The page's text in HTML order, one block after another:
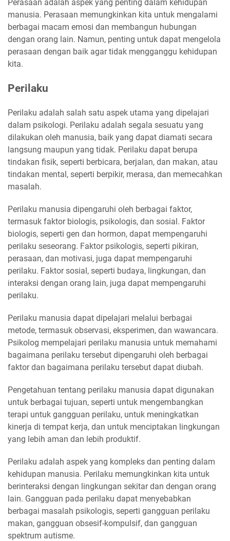
Perasaan adalah aspek yang penting dalam kehidupan
manusia. Perasaan memungkinkan kita untuk mengalami
berbagai macam emosi dan membangun hubungan
dengan orang lain. Namun, penting untuk dapat mengelola
perasaan dengan baik agar tidak mengganggu kehidupan
kita.
Perilaku
Perilaku adalah salah satu aspek utama yang dipelajari
dalam psikologi. Perilaku adalah segala sesuatu yang
dilakukan oleh manusia, baik yang dapat diamati secara
langsung maupun yang tidak. Perilaku dapat berupa
tindakan fisik, seperti berbicara, berjalan, dan makan, atau
tindakan mental, seperti berpikir, merasa, dan memecahkan
masalah.
Perilaku manusia dipengaruhi oleh berbagai faktor,
termasuk faktor biologis, psikologis, dan sosial. Faktor
biologis, seperti gen dan hormon, dapat mempengaruhi
perilaku seseorang. Faktor psikologis, seperti pikiran,
perasaan, dan motivasi, juga dapat mempengaruhi
perilaku. Faktor sosial, seperti budaya, lingkungan, dan
interaksi dengan orang lain, juga dapat mempengaruhi
perilaku.
Perilaku manusia dapat dipelajari melalui berbagai
metode, termasuk observasi, eksperimen, dan wawancara.
Psikolog mempelajari perilaku manusia untuk memahami
bagaimana perilaku tersebut dipengaruhi oleh berbagai
faktor dan bagaimana perilaku tersebut dapat diubah.
Pengetahuan tentang perilaku manusia dapat digunakan
untuk berbagai tujuan, seperti untuk mengembangkan
terapi untuk gangguan perilaku, untuk meningkatkan
kinerja di tempat kerja, dan untuk menciptakan lingkungan
yang lebih aman dan lebih produktif.
Perilaku adalah aspek yang kompleks dan penting dalam
kehidupan manusia. Perilaku memungkinkan kita untuk
berinteraksi dengan lingkungan sekitar dan dengan orang
lain. Gangguan pada perilaku dapat menyebabkan
berbagai masalah psikologis, seperti gangguan perilaku
makan, gangguan obsesif-kompulsif, dan gangguan
spektrum autisme.